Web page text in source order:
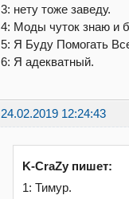
3: нету тоже заведу.
4: Моды чуток знаю и
5: Я Буду Помогать
6: Я адекватный.
24.02.2019 12:24:43
K-CraZy пишет:
1: Тимур.